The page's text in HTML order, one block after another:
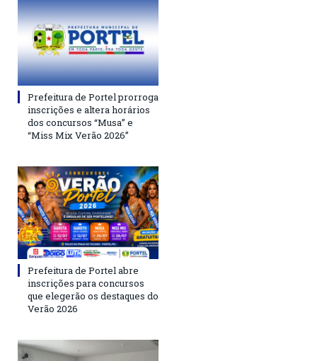
Prefeitura de Portel prorroga
inscrições e altera horários
dos concursos “Musa” e
“Miss Mix Verão 2026”
Prefeitura de Portel abre
inscrições para concursos
que elegerão os destaques do
Verão 2026